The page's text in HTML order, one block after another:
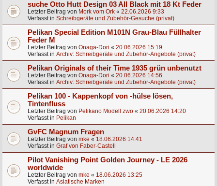
suche Otto Hutt Design 03 All Black mit 18 Kt Feder
Letzter Beitrag von Mork vom Ork « 22.06.2026 9:33
Verfasst in Schreibgeräte und Zubehör-Gesuche (privat)
Pelikan Special Edition M101N Grau-Blau Füllhalter
Feder M
Letzter Beitrag von Onaga-Dori « 20.06.2026 15:19
Verfasst in Archiv: Schreibgeräte und Zubehör-Angebote (privat)
Pelikan Originals of their Time 1935 grün unbenutzt
Letzter Beitrag von Onaga-Dori « 20.06.2026 14:56
Verfasst in Archiv: Schreibgeräte und Zubehör-Angebote (privat)
Pelikan 100 - Kappenkopf von -hülse lösen,
Tintenfluss
Letzter Beitrag von Pelikano Modell zwo « 20.06.2026 14:20
Verfasst in Pelikan
GvFC Magnum Fragen
Letzter Beitrag von mke « 18.06.2026 14:41
Verfasst in Graf von Faber-Castell
Pilot Vanishing Point Golden Journey - LE 2026
worldwide
Letzter Beitrag von mke « 18.06.2026 13:25
Verfasst in Asiatische Marken